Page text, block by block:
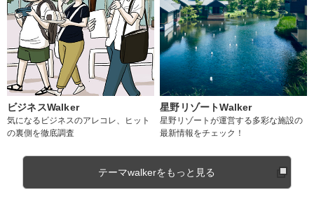
ビジネスWalker
気になるビジネスのアレコレ、ヒット
の裏側を徹底調査
星野リゾートWalker
星野リゾートが運営する多彩な施設の
最新情報をチェック！
テーマwalkerをもっと見る